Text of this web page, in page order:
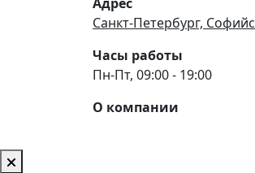
Санкт-Петербург,
Часы работы
Пн-Пт, 09:00 - 19:00
О компании